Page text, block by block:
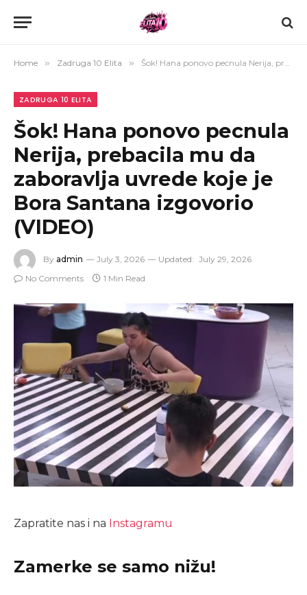
Home » Zadruga 10 Elita » Šok! Hana ponovo pecnula Nerija, prebacila mu da zaboravlja uvrede koje je Bora Santana izgovorio (VIDEO)
ZADRUGA 10 ELITA
Šok! Hana ponovo pecnula
Nerija, prebacila mu da
zaboravlja uvrede koje je
Bora Santana izgovorio
(VIDEO)
By admin July 3, 2026 Updated: July 29, 2026
No Comments
1 Min Read
Zapratite nas i na Instagramu
Zamerke se samo nižu!